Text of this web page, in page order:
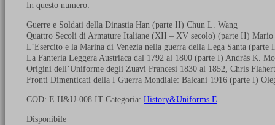
In questo numero:
Guerre e Soldati della Dinastia Han (parte II) Chun L. Wang
Quattro Secoli di Armature Italiane (XII – XV secolo) (parte II) Mario
L’Esercito e la Marina di Venezia nella guerra della Lega Santa
La Fanteria Leggera Austriaca dal 1792 al 1800 (parte I) András K.
Origini dell’Uniforme degli Zuavi Francesi 1830 al 1852, Chris
Fronti Dimenticati della I Guerra Mondiale: Balcani 1916 (parte I)
COD: E H&U-008 IT Categoria: History&Uniforms E
Disponibile